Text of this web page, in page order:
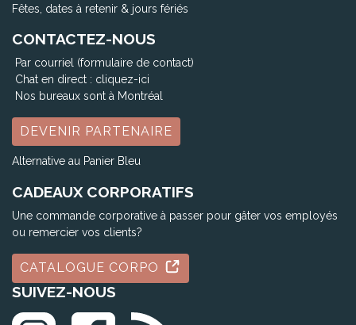
Fêtes, dates à retenir & jours fériés
CONTACTEZ-NOUS
Par courriel (formulaire de contact)
Chat en direct : cliquez-ici
Nos bureaux sont à Montréal
DEVENIR PARTENAIRE
Alternative au Panier Bleu
CADEAUX CORPORATIFS
Une commande corporative à passer pour gâter vos employés
ou remercier vos clients?
CATALOGUE CORPO
SUIVEZ-NOUS